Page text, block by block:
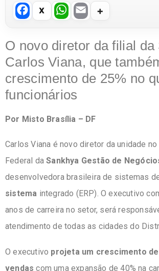
F
a
c
e
b
o
k
W
h
at
s
A
p
E
ail
O novo diretor da filial da
Carlos Viana, que
crescimento de 25% no
funcionários
Por Misto Brasília – DF
Carlos Viana é novo diretor da unidade
Federal daSankhya Gestão de
desenvolvedora brasileira de sistemas
sistema integrado (ERP). O executivo
anos de carreira no setor, será
atendimento de todas as cidades do
O executivo projeta um crescimento de
vendas com uma expansão de 40% na